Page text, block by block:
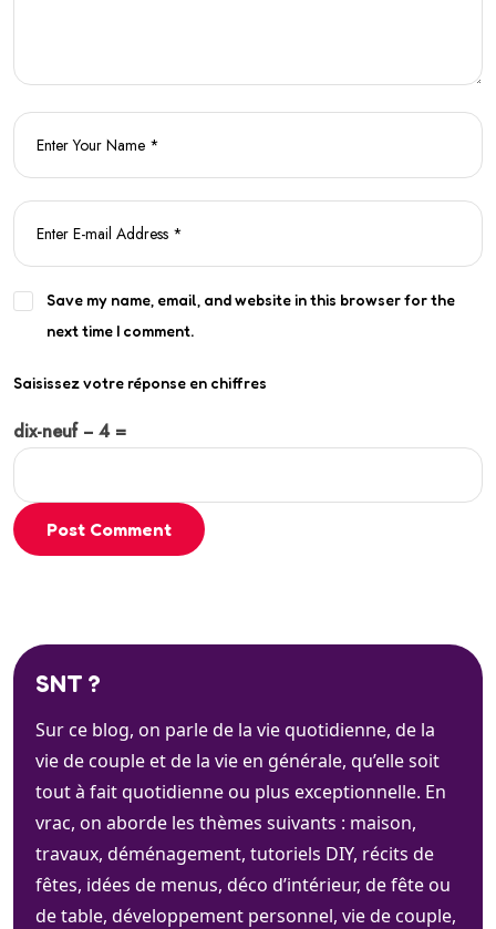
Save my name, email, and website in this browser for the
next time I comment.
Saisissez votre réponse en chiffres
dix-neuf − 4 =
Post Comment
SNT ?
Sur ce blog, on parle de la vie quotidienne, de la
vie de couple et de la vie en générale, qu’elle soit
tout à fait quotidienne ou plus exceptionnelle. En
vrac, on aborde les thèmes suivants : maison,
travaux, déménagement, tutoriels DIY, récits de
fêtes, idées de menus, déco d’intérieur, de fête ou
de table, développement personnel, vie de couple,